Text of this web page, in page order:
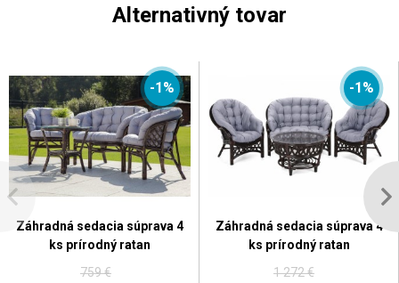
Alternativný tovar
-1%
Záhradná sedacia súprava 4
ks prírodný ratan
759 €
-1%
Záhradná sedacia súprava 4
ks prírodný ratan
1 272 €